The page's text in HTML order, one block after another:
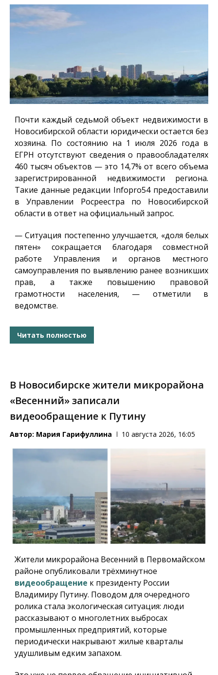
Почти каждый седьмой объект недвижимости в
Новосибирской области юридически остается без
хозяина. По состоянию на 1 июля 2026 года в
ЕГРН отсутствуют сведения о правообладателях
460 тысяч объектов — это 14,7% от всего объема
зарегистрированной недвижимости региона.
Такие данные редакции Infopro54предоставили
в Управлении Росреестра по Новосибирской
области в ответ на официальный запрос.
— Ситуация постепенно улучшается, «доля белых
пятен» сокращается благодаря совместной
работе Управления и органов местного
самоуправления по выявлению ранее возникших
прав, а также повышению правовой
грамотности населения, — отметили в
ведомстве.
Читать полностью
В Новосибирске жители микрорайона
«Весенний» записали
видеообращение к Путину
Автор: Мария Гарифуллина 10 августа 2026, 16:05
Жители микрорайона Весенний в Первомайском
районе опубликовали трёхминутное
видеообращение к президенту России
Владимиру Путину. Поводом для очередного
ролика стала экологическая ситуация: люди
рассказывают о многолетних выбросах
промышленных предприятий, которые
периодически накрывают жилые кварталы
удушливым едким запахом.